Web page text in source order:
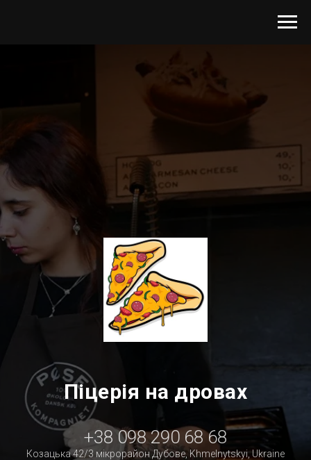
Піцерія на дровах
+38 098 290 68 68
Козацька 42/3 мікрорайон Дубове, Khmelnytskyi, Ukraine